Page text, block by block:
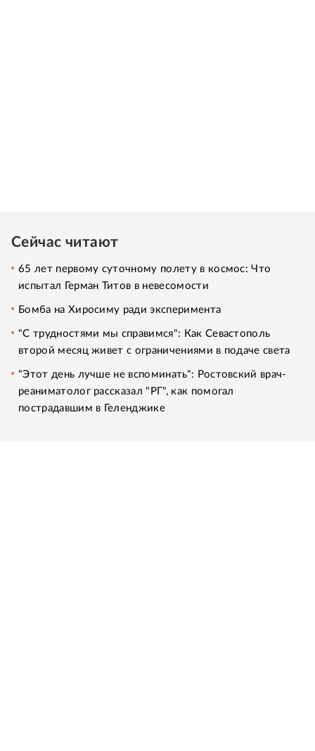
Сейчас читают
65 лет первому суточному полету в космос: Что
испытал Герман Титов в невесомости
Бомба на Хиросиму ради эксперимента
"С трудностями мы справимся": Как Севастополь
второй месяц живет с ограничениями в подаче света
"Этот день лучше не вспоминать": Ростовский врач-
реаниматолог рассказал "РГ", как помогал
пострадавшим в Геленджике